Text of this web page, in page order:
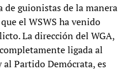
de guionistas de la manera
el WSWS ha venido
La dirección del WGA,
ligada al
Partido Demócrata, es